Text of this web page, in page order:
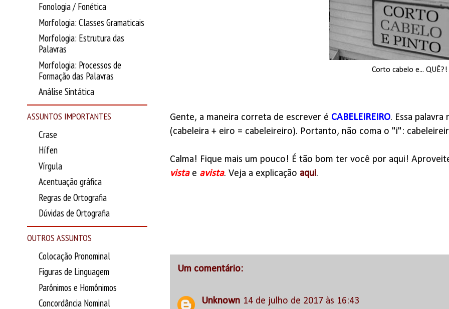
Corto cabelo e... QUÊ?!
Gente, a maneira correta de escrever é CABELEIREIRO. Essa
(cabeleira + eiro = cabeleireiro). Portanto, não coma o "i":
Calma! Fique mais um pouco! É tão bom ter você por aqui!
vistae avista. Veja a explicação aqui.
Um comentário:
Unknown 14 de julho de 2017 às 16:43
Fonologia / Fonética
Morfologia: Classes Gramaticais
Morfologia: Estrutura das
Palavras
Morfologia: Processos de
Formação das Palavras
Análise Sintática
ASSUNTOS IMPORTANTES
Crase
Hífen
Vírgula
Acentuação gráfica
Regras de Ortografia
Dúvidas de Ortografia
OUTROS ASSUNTOS
Colocação Pronominal
Figuras de Linguagem
Parônimos e Homônimos
Concordância Nominal